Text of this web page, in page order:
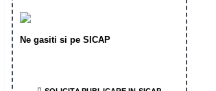
Ne gasiti si pe SICAP